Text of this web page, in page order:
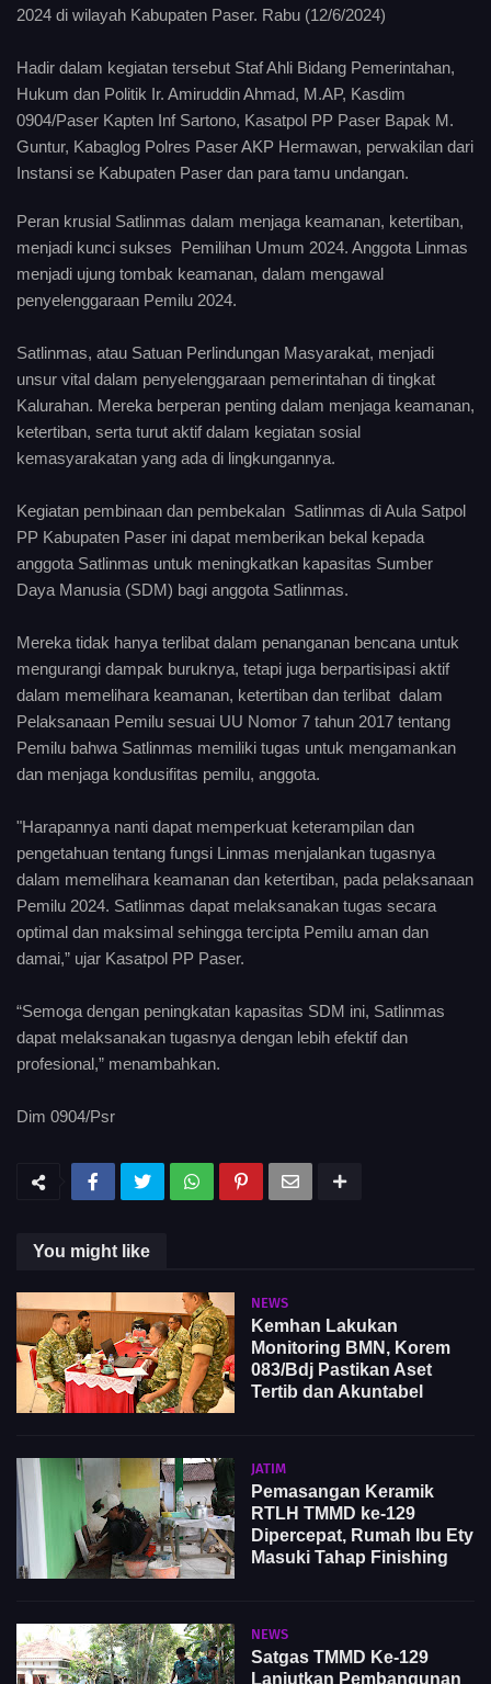
2024 di wilayah Kabupaten Paser. Rabu (12/6/2024)
Hadir dalam kegiatan tersebut Staf Ahli Bidang Pemerintahan,
Hukum dan Politik Ir. Amiruddin Ahmad, M.AP, Kasdim
0904/Paser Kapten Inf Sartono, Kasatpol PP Paser Bapak M.
Guntur, Kabaglog Polres Paser AKP Hermawan, perwakilan dari
Instansi se Kabupaten Paser dan para tamu undangan.
Peran krusial Satlinmas dalam menjaga keamanan, ketertiban,
menjadi kunci sukses Pemilihan Umum 2024. Anggota Linmas
menjadi ujung tombak keamanan, dalam mengawal
penyelenggaraan Pemilu 2024.
Satlinmas, atau Satuan Perlindungan Masyarakat, menjadi
unsur vital dalam penyelenggaraan pemerintahan di tingkat
Kalurahan. Mereka berperan penting dalam menjaga keamanan,
ketertiban, serta turut aktif dalam kegiatan sosial
kemasyarakatan yang ada di lingkungannya.
Kegiatan pembinaan dan pembekalan Satlinmas di Aula Satpol
PP Kabupaten Paser ini dapat memberikan bekal kepada
anggota Satlinmas untuk meningkatkan kapasitas Sumber
Daya Manusia (SDM) bagi anggota Satlinmas.
Mereka tidak hanya terlibat dalam penanganan bencana untuk
mengurangi dampak buruknya, tetapi juga berpartisipasi aktif
dalam memelihara keamanan, ketertiban dan terlibat dalam
Pelaksanaan Pemilu sesuai UU Nomor 7 tahun 2017 tentang
Pemilu bahwa Satlinmas memiliki tugas untuk mengamankan
dan menjaga kondusifitas pemilu, anggota.
"Harapannya nanti dapat memperkuat keterampilan dan
pengetahuan tentang fungsi Linmas menjalankan tugasnya
dalam memelihara keamanan dan ketertiban, pada pelaksanaan
Pemilu 2024. Satlinmas dapat melaksanakan tugas secara
optimal dan maksimal sehingga tercipta Pemilu aman dan
damai,” ujar Kasatpol PP Paser.
“Semoga dengan peningkatan kapasitas SDM ini, Satlinmas
dapat melaksanakan tugasnya dengan lebih efektif dan
profesional,” menambahkan.
Dim 0904/Psr
You might like
NEWS
Kemhan Lakukan
Monitoring BMN, Korem
083/Bdj Pastikan Aset
Tertib dan Akuntabel
JATIM
Pemasangan Keramik
RTLH TMMD ke-129
Dipercepat, Rumah Ibu Ety
Masuki Tahap Finishing
NEWS
Satgas TMMD Ke-129
Lanjutkan Pembangunan